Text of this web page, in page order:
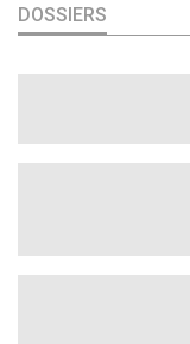
DOSSIERS